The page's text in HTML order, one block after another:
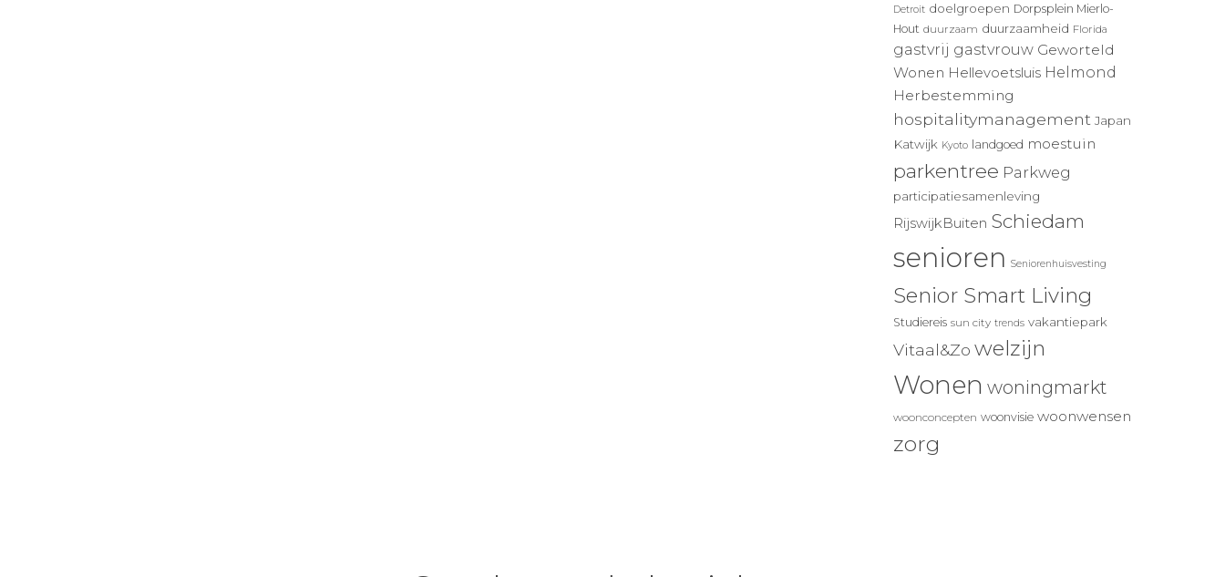
Detroit doelgroepen Dorpsplein Mierlo-
Hout duurzaam duurzaamheid Florida
gastvrij gastvrouw Geworteld
Wonen Hellevoetsluis Helmond
Herbestemming
hospitalitymanagement Japan
Katwijk Kyoto landgoed moestuin
parkentree Parkweg
participatiesamenleving
RijswijkBuiten Schiedam
senioren Seniorenhuisvesting
Senior Smart Living
Studiereis sun city trends vakantiepark
Vitaal&Zo welzijn
Wonen woningmarkt
woonconcepten woonvisie woonwensen
zorg